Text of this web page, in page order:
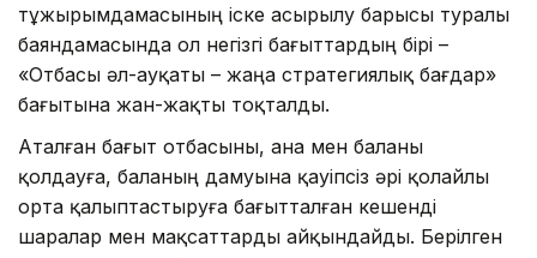
тұжырымдамасының іске асырылу барысы туралы
баяндамасында ол негізгі бағыттардың бірі –
«Отбасы әл-ауқаты – жаңа стратегиялық бағдар»
бағытына жан-жақты тоқталды.
Аталған бағыт отбасыны, ана мен баланы
қолдауға, баланың дамуына қауіпсіз әрі қолайлы
орта қалыптастыруға бағытталған кешенді
шаралар мен мақсаттарды айқындайды. Берілген